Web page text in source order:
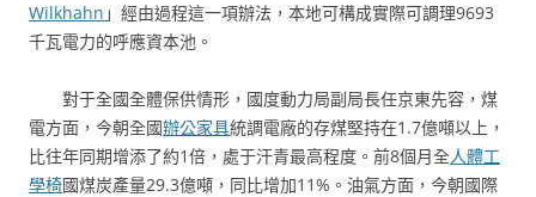
Wilkhahn 」經由過程這一項辦法，本地可構成實際可調理9693
千瓦電力的呼應資本池。
對于全國全體保供情形，國度動力局副局長任京東先容，煤
電方面，今朝全國辦公家具統調電廠的存煤堅持在1.7億噸以上，
比往年同期增添了約1倍，處于汗青最高程度。前8個月全人體工
學椅國煤炭產量29.3億噸，同比增加11%。油氣方面，今朝國際